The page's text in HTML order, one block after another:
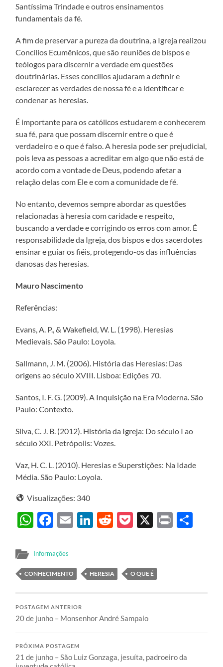
Santíssima Trindade e outros ensinamentos
fundamentais da fé.
A fim de preservar a pureza da doutrina, a Igreja realizou
Concílios Ecumênicos, que são reuniões de bispos e
teólogos para discernir a verdade em questões
doutrinárias. Esses concílios ajudaram a definir e
esclarecer as verdades de nossa fé e a identificar e
condenar as heresias.
É importante para os católicos estudarem e conhecerem
sua fé, para que possam discernir entre o que é
verdadeiro e o que é falso. A heresia pode ser prejudicial,
pois leva as pessoas a acreditar em algo que não está de
acordo com a vontade de Deus, podendo afetar a
relação delas com Ele e com a comunidade de fé.
No entanto, devemos sempre abordar as questões
relacionadas à heresia com caridade e respeito,
buscando a verdade e corrigindo os erros com amor. É
responsabilidade da Igreja, dos bispos e dos sacerdotes
ensinar e guiar os fiéis, protegendo-os das influências
danosas das heresias.
Mauro Nascimento
Referências:
Evans, A. P., & Wakefield, W. L. (1998). Heresias
Medievais. São Paulo: Loyola.
Sallmann, J. M. (2006). História das Heresias: Das
origens ao século XVIII. Lisboa: Edições 70.
Santos, I. F. G. (2009). A Inquisição na Era Moderna. São
Paulo: Contexto.
Silva, C. J. B. (2012). História da Igreja: Do século I ao
século XXI. Petrópolis: Vozes.
Vaz, H. C. L. (2010). Heresias e Superstições: Na Idade
Média. São Paulo: Loyola.
Visualizações: 340
WhatsApp
Facebook
EmailLinkedIn
Reddit
Pocket
X Print
Informações
CONHECIMENTO HERESIA O QUE É
POSTAGEM ANTERIOR
20 de junho – Monsenhor André Sampaio
PRÓXIMA POSTAGEM
21 de junho – São Luiz Gonzaga, jesuíta, padroeiro da